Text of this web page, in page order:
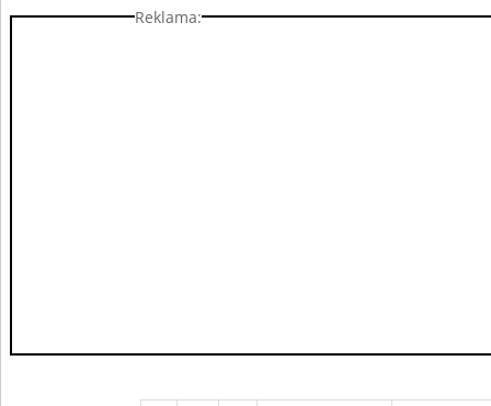
Reklama: